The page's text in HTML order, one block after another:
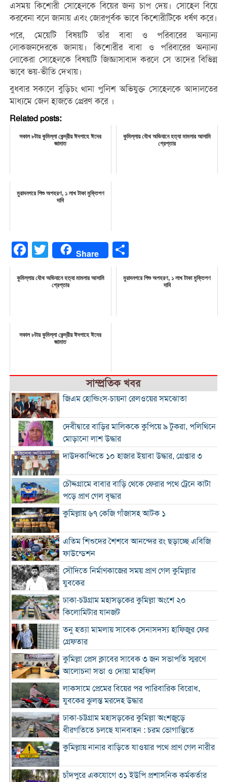
এসময় কিশোরী সোহেলকে বিয়ের জন্য চাপ দেয়। সোহেল বিয়ে
করবেনা বলে জানায় এবং জোরপূর্বক ভাবে কিশোরীটিকে ধর্ষণ করে।
পরে, মেয়েটি বিষয়টি তাঁর বাবা ও পরিবারের অন্যান্য
লোকজনদেরকে জানায়। কিশোরীর বাবা ও পরিবারের অন্যান্য
লোকেরা সোহেলকে বিষয়টি জিজ্ঞাসাবাদ করলে সে তাদের বিভিন্ন
ভাবে ভয়-ভীতি দেখায়।
বুধবার সকালে বুড়িচং থানা পুলিশ অভিযুক্ত সোহেলকে আদালতের
মাধ্যমে জেল হাজতে প্রেরণ করে ।
Related posts:
সকাল ৮টায় কুমিল্লা কেন্দ্রীয় ঈদগাহে ঈদের
জামাত
কুমিল্লায় যৌথ অভিযানে হত্যা মামলার আসামি
গ্রেপ্তার
মুরাদনগরে শিশু অপহরণ, ১ লাখ টাকা মুক্তিপণ
দাবি
Facebook
Twitter Share
কুমিল্লায় যৌথ অভিযানে হত্যা মামলার আসামি
গ্রেপ্তার
মুরাদনগরে শিশু অপহরণ, ১ লাখ টাকা মুক্তিপণ
দাবি
সকাল ৮টায় কুমিল্লা কেন্দ্রীয় ঈদগাহে ঈদের
জামাত
সাম্প্রতিক খবর
জিএম হোল্ডিংস-চায়না রেলওয়ের সমঝোতা
দেবীদ্বারে বাড়ির মালিককে কুপিয়ে ৯ টুকরা, পলিথিনে
মোড়ানো লাশ উদ্ধার
দাউদকান্দিতে ১০ হাজার ইয়াবা উদ্ধার, গ্রেপ্তার ৩
চৌদ্দগ্রামে বাবার বাড়ি থেকে ফেরার পথে ট্রেনে কাটা
পড়ে প্রাণ গেল বৃদ্ধার
কুমিল্লায় ৬৭ কেজি গাঁজাসহ আটক ১
এতিম শিশুদের শৈশবে আনন্দের রং ছড়াচ্ছে এবিজি
ফাউন্ডেশন
সৌদিতে নির্মাণকাজের সময় প্রাণ গেল কুমিল্লার
যুবকের
ঢাকা-চট্টগ্রাম মহাসড়কের কুমিল্লা অংশে ২০
কিলোমিটার যানজট
তনু হত্যা মামলায় সাবেক সেনাসদস্য হাফিজুর ফের
গ্রেফতার
কুমিল্লা প্রেস ক্লাবের সাবেক ৩ জন সভাপতি স্মরণে
আলোচনা সভা ও দোয়া মাহফিল
লাকসামে প্রেমের বিয়ের পর পারিবারিক বিরোধ,
যুবকের ঝুলন্ত মরদেহ উদ্ধার
ঢাকা-চট্টগ্রাম মহাসড়কের কুমিল্লা অংশজুড়ে
ধীরগতিতে চলছে যানবাহন : চরম ভোগান্তিতে
কুমিল্লায় নানার বাড়িতে যাওয়ার পথে প্রাণ গেল নারীর
চাঁদপুরে একযোগে ৩১ ইউপি প্রশাসনিক কর্মকর্তার